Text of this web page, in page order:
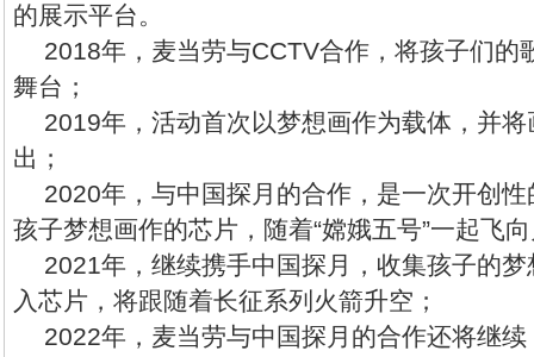
的展示平台。
2018年，麦当劳与CCTV合作，将孩子们的
舞台；
2019年，活动首次以梦想画作为载体，并
出；
2020年，与中国探月的合作，是一次开创
孩子梦想画作的芯片，随着“嫦娥五号”一起飞
2021年，继续携手中国探月，收集孩子的
入芯片，将跟随着长征系列火箭升空；
2022年，麦当劳与中国探月的合作还将继续